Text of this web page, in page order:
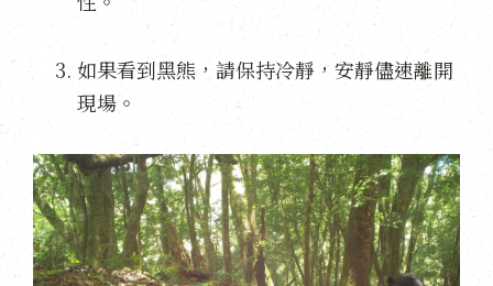
如果看到黑熊，請保持冷靜，安靜儘速離開
現場。